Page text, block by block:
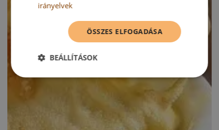
irányelvek
ÖSSZES ELFOGADÁSA
BEÁLLÍTÁSOK